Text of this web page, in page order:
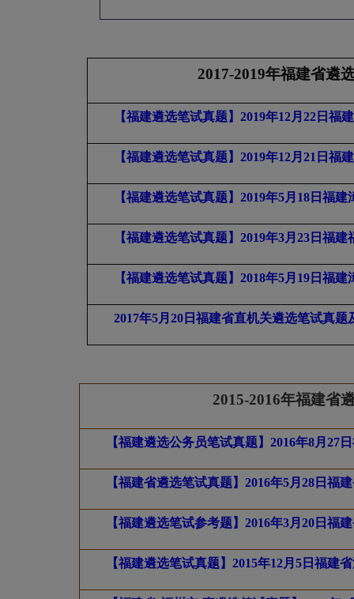
2017-2019年福建省遴
【福建遴选笔试真题】2019年12月22日福
【福建遴选笔试真题】2019年12月21 日福
【福建遴选笔试真题】2019年5月18 日福建
【福建遴选笔试真题】2019年3月23 日福建
【福建遴选笔试真题】2018年5月19 日福建
2017年5月20 日福建省直机关遴选笔试真题
2015-2016年福建省
【福建遴选公务员笔试真题】2016年8月
【福建省遴选笔试真题】2016年5月28日福
【福建遴选笔试参考题】2016年3月20日
【福建遴选笔试真题】2015年12月5日福建